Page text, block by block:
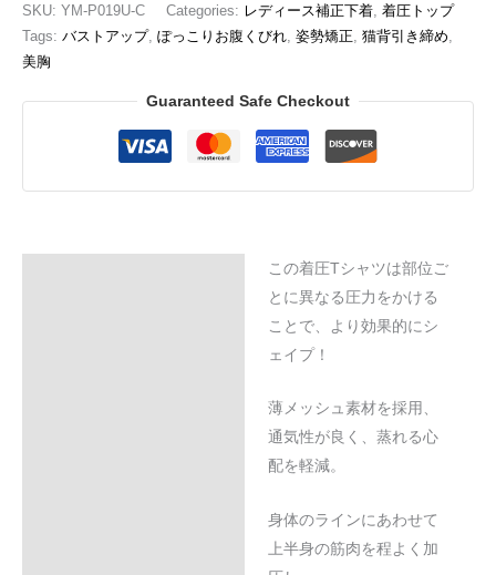
SKU: YM-P019U-C Categories: レディース補正下着, 着圧トップ
Tags: バストアップ, ぽっこりお腹くびれ, 姿勢矯正, 猫背引き締め,
美胸
Guaranteed Safe Checkout
この着圧Tシャツは部位ご
とに異なる圧力をかける
ことで、より効果的にシ
ェイプ！
薄メッシュ素材を採用、
通気性が良く、蒸れる心
配を軽減。
身体のラインにあわせて
上半身の筋肉を程よく加